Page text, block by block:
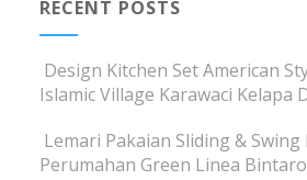
RECENT POSTS
Design Kitchen Set American
Islamic Village Karawaci Kelapa
Lemari Pakaian Sliding &
Perumahan Green Linea